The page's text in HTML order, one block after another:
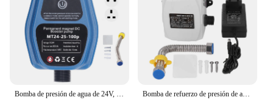
Bomba de refuerzo de presión de agua de alto elevación 180W para fregadero de cocina ducha DC24V enchufe de la UE